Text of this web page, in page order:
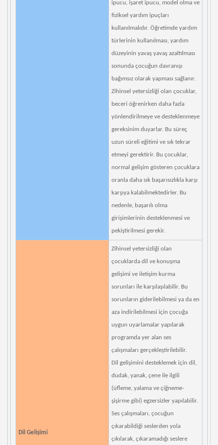
ipucu, işaret ipucu, model olma ve
fiziksel yardım ipuçları
kullanılmalıdır. Öğretimde yardım
türlerinin kullanılması, yardım
düzeyinin yavaş yavaş azaltılması
sonunda çocuğun davranışı
bağımsız olarak yapması sağlanır.
Zihinsel yetersizliği olan çocuklar,
beceri öğrenirken daha fazla
yönlendirilmeye ve desteklenmeye
gereksinim duyarlar. Bu süreç
uzun süreli eğitimi ve sık tekrar
etmeyi gerektirir. Bu çocuklar,
normal gelişim gösteren çocuklara
oranla daha sık başarısızlıkla karşı
karşıya kalabilmektedirler. Bu
nedenle, başarılı olma
girişimlerinin desteklenmesi ve
pekiştirilmesi gerekir.
Dil Gelişimi
Zihinsel yetersizliği olan
çocuklarda dil ve konuşma
gelişimi ve iletişim kurma
sorunları ile karşılaşılabilir. Bu
sorunların giderilebilmesi ya da en
aza indirilebilmesi için çocuğa
uygun uyarlamalar yapılarak
programda yer alan ses
çalışmaları gerçekleştirilebilir.
Dil gelişimini desteklemek için dil,
dudak, yanak, çene ile ilgili
(üfleme, yalama ve çiğneme-
şişirme gibi) egzersizler yapılabilir.
Ses çalışmaları, çocuğun
çıkarabildiği seslerden yola
çıkılarak, çıkaramadığı seslere